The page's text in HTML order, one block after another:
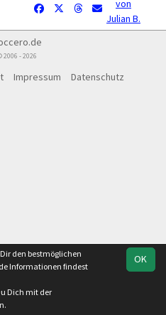
von
Julian B.
2006 - 2026
Impressum Datenschutz
OK
den bestmöglichen
Informationen findest
Dich mit der